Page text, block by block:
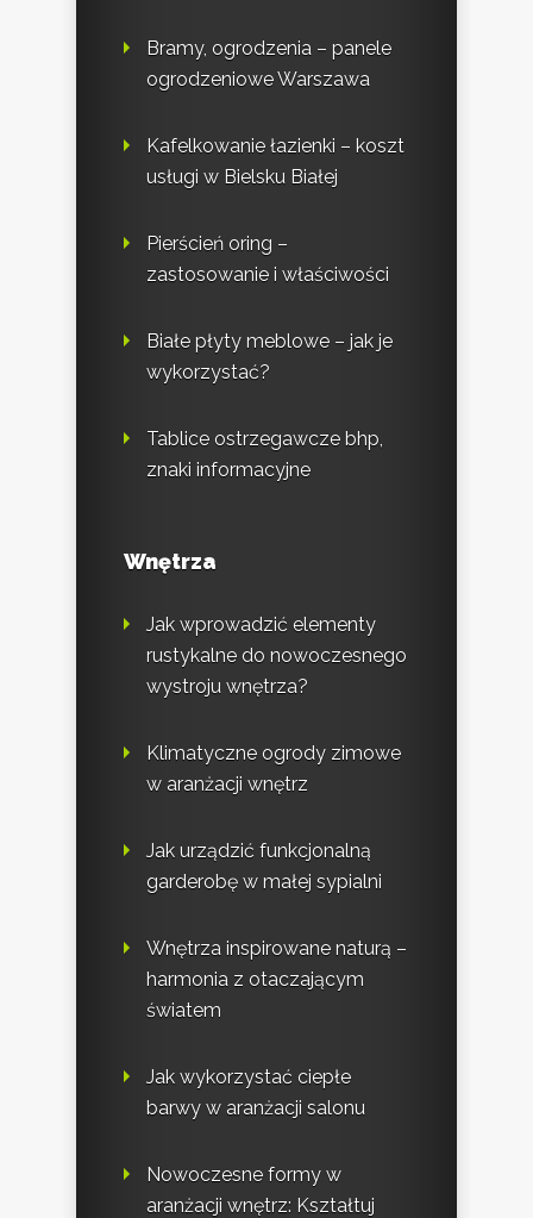
Bramy, ogrodzenia – panele
ogrodzeniowe Warszawa
Kafelkowanie łazienki – koszt
usługi w Bielsku Białej
Pierścień oring –
zastosowanie i właściwości
Białe płyty meblowe – jak je
wykorzystać?
Tablice ostrzegawcze bhp,
znaki informacyjne
Wnętrza
Jak wprowadzić elementy
rustykalne do nowoczesnego
wystroju wnętrza?
Klimatyczne ogrody zimowe
w aranżacji wnętrz
Jak urządzić funkcjonalną
garderobę w małej sypialni
Wnętrza inspirowane naturą –
harmonia z otaczającym
światem
Jak wykorzystać ciepłe
barwy w aranżacji salonu
Nowoczesne formy w
aranżacji wnętrz: Kształtuj